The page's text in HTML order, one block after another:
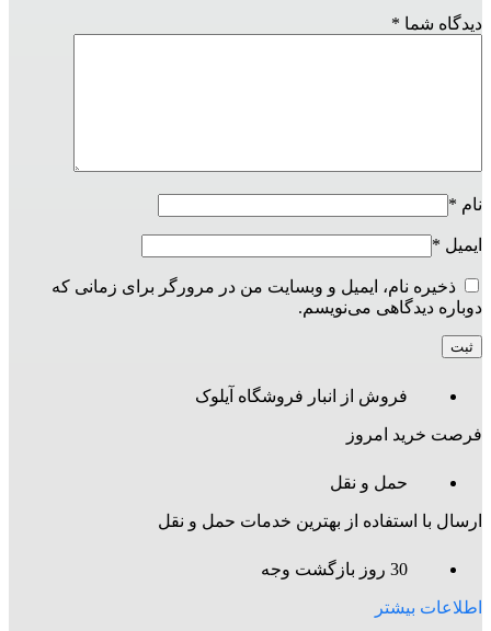
دیدگاه شما *
نام *
ایمیل *
ذخیره نام، ایمیل و وبسایت من در مرورگر برای زمانی که
دوباره دیدگاهی می‌نویسم.
فروش از انبار فروشگاه آیلوک
فرصت خرید امروز
حمل و نقل
ارسال با استفاده از بهترین خدمات حمل و نقل
30 روز بازگشت وجه
اطلاعات بیشتر